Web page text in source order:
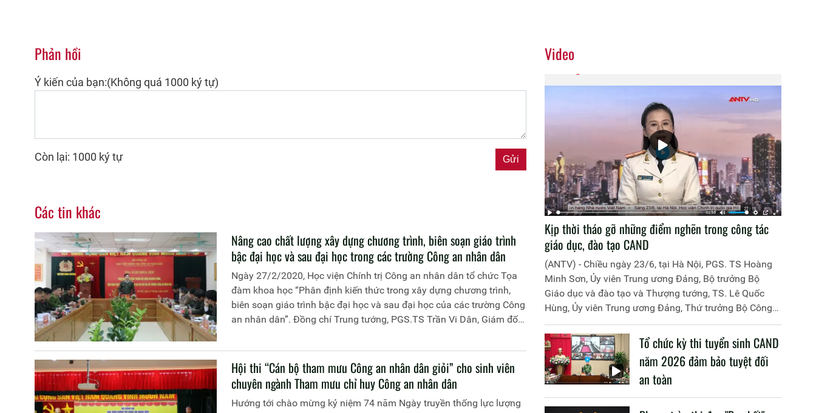
Phản hồi
Ý kiến của bạn:(Không quá 1000 ký tự)
Còn lại: 1000 ký tự
Các tin khác
Nâng cao chất lượng xây dựng chương trình, biên soạn giáo trình
bậc đại học và sau đại học trong các trường Công an nhân dân
Ngày 27/2/2020, Học viện Chính trị Công an nhân dân tổ chức Tọa
đàm khoa học “Phân định kiến thức trong xây dựng chương trình,
biên soạn giáo trình bậc đại học và sau đại học của các trường Công
an nhân dân”. Đồng chí Trung tướng, PGS.TS Trần Vi Dân, Giám đốc
Hội thi “Cán bộ tham mưu Công an nhân dân giỏi” cho sinh viên
chuyên ngành Tham mưu chỉ huy Công an nhân dân
Hướng tới chào mừng kỷ niệm 74 năm Ngày truyền thống lực lượng
Video
Kịp thời tháo gỡ những điểm nghẽn trong công tác
giáo dục, đào tạo CAND
(ANTV) - Chiều ngày 23/6, tại Hà Nội, PGS. TS Hoàng
Minh Sơn, Ủy viên Trung ương Đảng, Bộ trưởng Bộ
Giáo dục và đào tạo và Thượng tướng, TS. Lê Quốc
Hùng, Ủy viên Trung ương Đảng, Thứ trưởng Bộ Công
an đã đồng chủ trì buổi làm việc với các đơn vị của 2
Bộ về một số nội dung liên quan đến công tác giáo dục
và đào tạo của lực lượng CAND.Tổ chức kỳ thi tuyển sinh CAND
năm 2026 đảm bảo tuyệt đối
an toàn